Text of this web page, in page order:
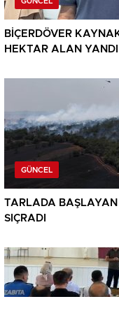
BİÇERDÖVER
HEKTAR ALAN YANDI
GÜNCEL
TARLADA
SIÇRADI